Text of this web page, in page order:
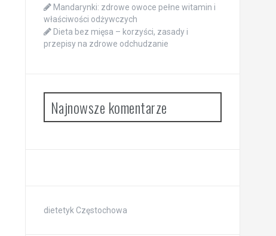
Mandarynki: zdrowe owoce pełne witamin i
właściwości odżywczych
Dieta bez mięsa – korzyści, zasady i
przepisy na zdrowe odchudzanie
Najnowsze komentarze
dietetyk Częstochowa